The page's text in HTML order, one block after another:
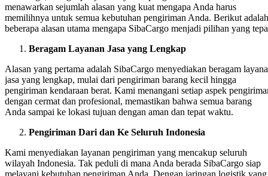
menawarkan sejumlah alasan yang kuat mengapa Anda harus
memilihnya untuk semua kebutuhan pengiriman Anda. Berikut adalah
beberapa alasan utama mengapa SibaCargo menjadi pilihan yang
Beragam Layanan Jasa yang Lengkap
Alasan yang pertama adalah SibaCargo menyediakan beragam
jasa yang lengkap, mulai dari pengiriman barang kecil hingga
pengiriman kendaraan berat. Kami menangani setiap aspek
dengan cermat dan profesional, memastikan bahwa semua barang
Anda sampai ke lokasi tujuan dengan aman dan tepat waktu.
Pengiriman Dari dan Ke Seluruh Indonesia
Kami menyediakan layanan pengiriman yang mencakup seluruh
wilayah Indonesia. Tak peduli di mana Anda berada SibaCargo siap